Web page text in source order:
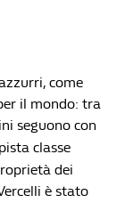
come
il mondo: tra
seguono con
classe
dei
è stato